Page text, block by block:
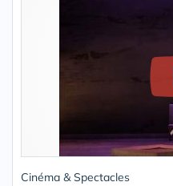
Cinéma & Spectacles